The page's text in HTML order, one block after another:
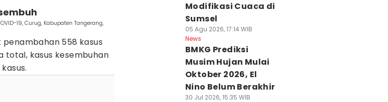
19, Curug, Kabupaten Tangerang,
558 kasus
total, kasus kesembuhan
Modifikasi Cuaca di
Sumsel
05 Agu 2026, 17:14 WIB
News
BMKG Prediksi
Musim Hujan Mulai
Oktober 2026, El
Nino Belum Berakhir
30 Jul 2026, 15:35 WIB